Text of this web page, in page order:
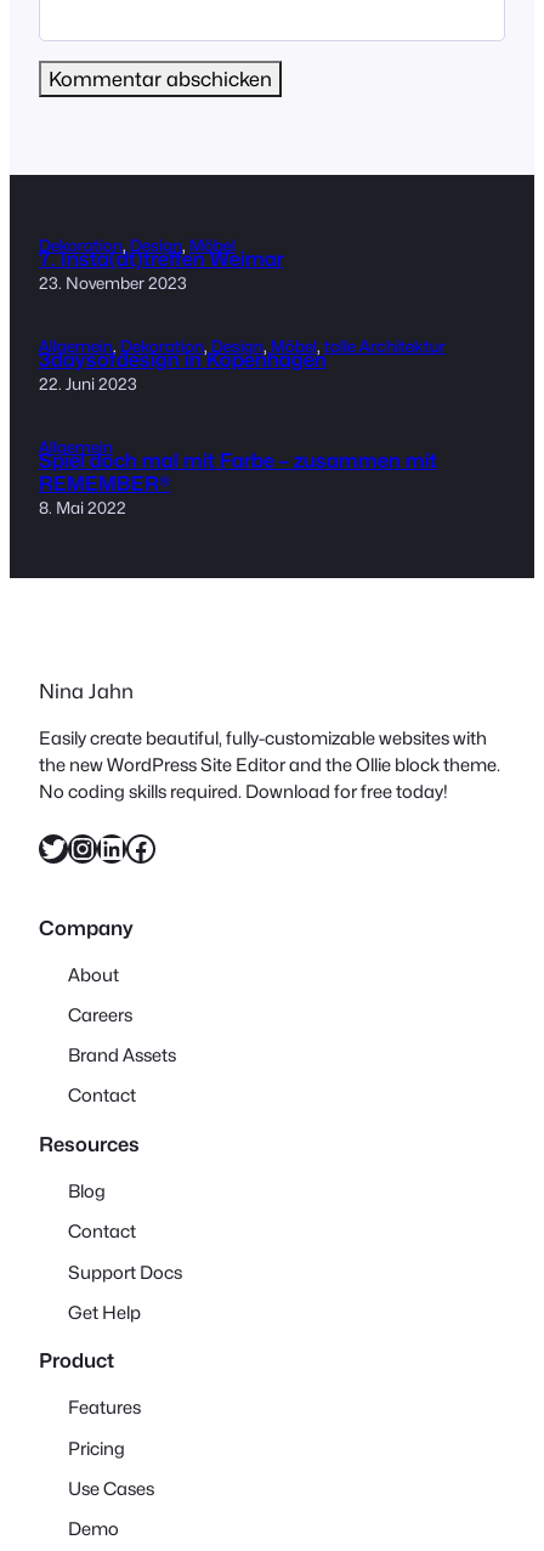
Dekoration, Design, Möbel
7. Insta(dt)treffen Weimar
23. November 2023
Allgemein, Dekoration, Design, Möbel, tolle Architektur
3daysofdesign in Kopenhagen
22. Juni 2023
Allgemein
Spiel doch mal mit Farbe – zusammen mit
REMEMBER®
8. Mai 2022
Nina Jahn
Easily create beautiful, fully-customizable websites with
the new WordPress Site Editor and the Ollie block theme.
No coding skills required. Download for free today!
Twitter InstagramLinkedIn Facebook
Company
About
Careers
Brand Assets
Contact
Resources
Blog
Contact
Support Docs
Get Help
Product
Features
Pricing
Use Cases
Demo